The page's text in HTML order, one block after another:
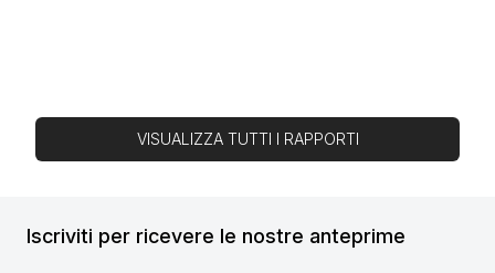
VISUALIZZA TUTTI I RAPPORTI
Iscriviti per ricevere le nostre anteprime